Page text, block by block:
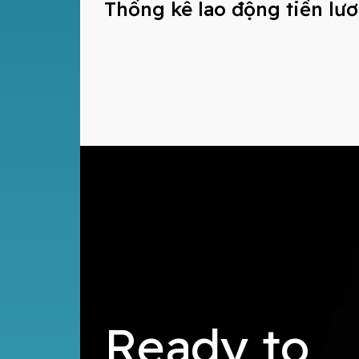
Thống kê lao động tiền
Ready to